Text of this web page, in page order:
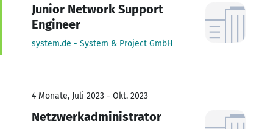
Junior Network Support
Engineer
system.de - System & Project GmbH
4 Monate, Juli 2023 - Okt. 2023
Netzwerkadministrator